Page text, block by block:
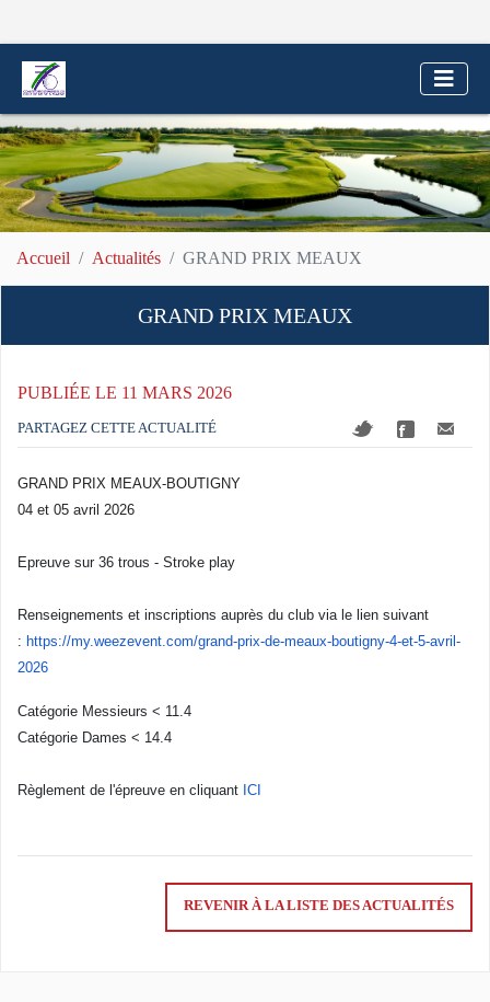
Accueil Actualités GRAND PRIX MEAUX
GRAND PRIX MEAUX
PUBLIÉE LE 11 MARS 2026
PARTAGEZ CETTE ACTUALITÉ
GRAND PRIX MEAUX-BOUTIGNY
04 et 05 avril 2026
Epreuve sur 36 trous - Stroke play
Renseignements et inscriptions auprès du club via le lien suivant
: https://my.weezevent.com/grand-prix-de-meaux-boutigny-4-et-5-avril-
2026
Catégorie Messieurs < 11.4
Catégorie Dames < 14.4
Règlement de l'épreuve en cliquant ICI
REVENIR À LA LISTE DES ACTUALITÉS